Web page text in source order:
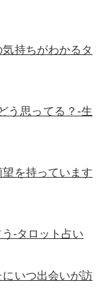
持ちがわかるタ
う思ってる？-生
を持っています
-タロット占い
にいつ出会いが訪